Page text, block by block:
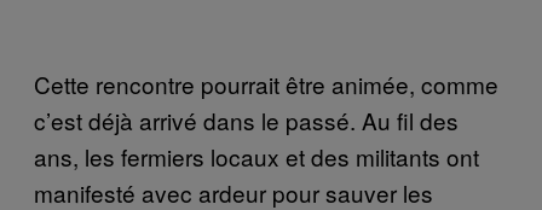
Cette rencontre pourrait être animée, comme
c’est déjà arrivé dans le passé. Au fil des
ans, les fermiers locaux et des militants ont
manifesté avec ardeur pour sauver les